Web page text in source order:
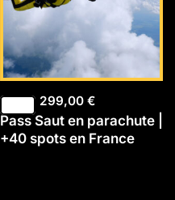
299,00 €
Pass Saut en parachute |
+40 spots en France